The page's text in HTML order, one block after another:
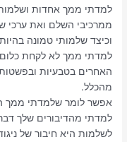
למדתי ממך אחדות
ממרכיבי השלם ואת ערכי
וכיצד שלמותי טמונה
למדתי ממך לא לקחת
האחרים בטבעיות
מהכלל.
אפשר לומר שלמדתי ממך
למדתי מהדיבורים שלך
לשלמות היא חיבור של